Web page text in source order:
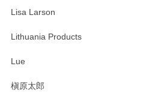
Lisa Larson
Lithuania Products
Lue
槇原太郎